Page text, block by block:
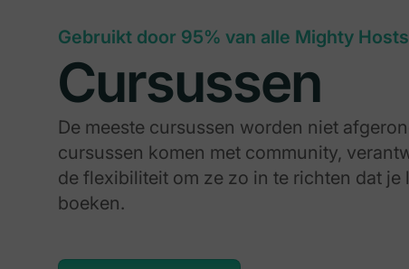
Gebruikt door 95% van alle Mighty Hosts
Cursussen
De meeste cursussen worden niet
cursussen komen met community,
de flexibiliteit om ze zo in te richten dat je
boeken.